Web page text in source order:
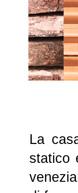
La
statico